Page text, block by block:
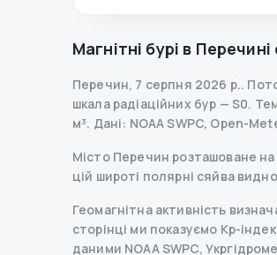
Магнітні бурі в Перечині
Перечин, 7 серпня 2026 р..
шкала радіаційних бур — S0.
м³. Дані: NOAA SWPC, Open-
Місто Перечин розташоване на
цій широті полярні сяйва
Геомагнітна активність
сторінці ми показуємо Kp-
даними NOAA SWPC,